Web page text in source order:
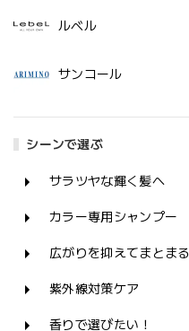
ルベル
サンコール
シーンで選ぶ
サラツヤな輝く髪へ
カラー専用シャンプー
広がりを抑えてまとまる
紫外線対策ケア
香りで選びたい！